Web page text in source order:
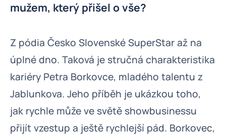
mužem, který přišel o vše?
Z pódia Česko Slovenské SuperStar až na
úplné dno. Taková je stručná charakteristika
kariéry Petra Borkovce, mladého talentu z
Jablunkova. Jeho příběh je ukázkou toho,
jak rychle může ve světě showbusinessu
přijít vzestup a ještě rychlejší pád. Borkovec,